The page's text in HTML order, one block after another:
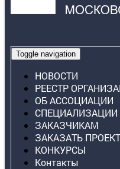
Toggle navigation
НОВОСТИ
РЕЕСТР
ОБ АССОЦИАЦИИ
СПЕЦИАЛИЗАЦИИ
ЗАКАЗЧИКАМ
ЗАКАЗАТЬ ПРОЕКТ
КОНКУРСЫ
Контакты